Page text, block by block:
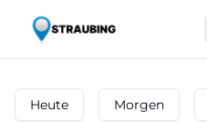
Heute Morgen